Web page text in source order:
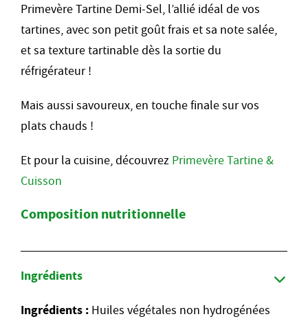
Primevère Tartine Demi-Sel, l’allié idéal de vos
tartines, avec son petit goût frais et sa note salée,
et sa texture tartinable dès la sortie du
réfrigérateur !
Mais aussi savoureux, en touche finale sur vos
plats chauds !
Et pour la cuisine, découvrez Primevère Tartine &
Cuisson
Composition nutritionnelle
Ingrédients
Ingrédients : Huiles végétales non hydrogénées